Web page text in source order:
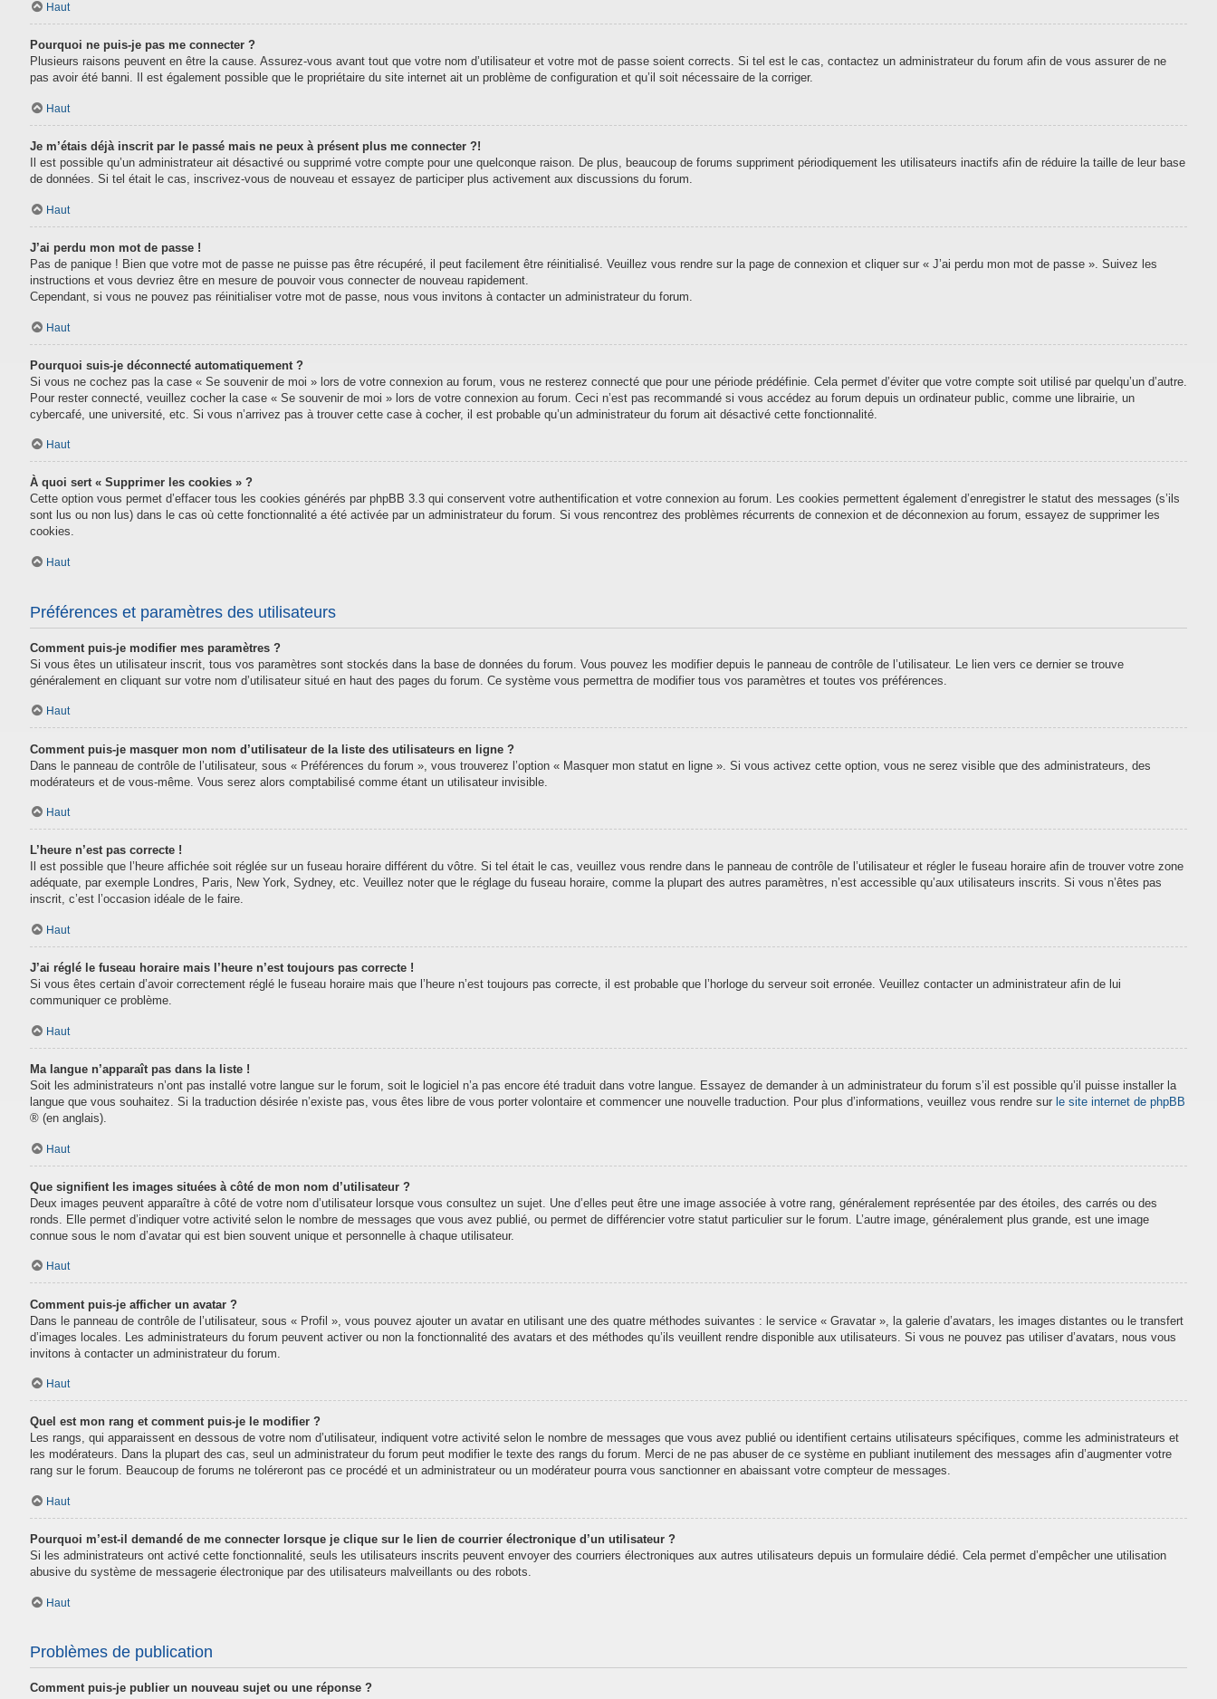
Haut
Pourquoi ne puis-je pas me connecter ?
Plusieurs raisons peuvent en être la cause. Assurez-vous avant tout que votre nom d’utilisateur et votre mot de passe soient corrects. Si tel est le cas, contactez un administrateur du forum afin de vous assurer de ne
pas avoir été banni. Il est également possible que le propriétaire du site internet ait un problème de configuration et qu’il soit nécessaire de la corriger.
Haut
Je m’étais déjà inscrit par le passé mais ne peux à présent plus me connecter ?!
Il est possible qu’un administrateur ait désactivé ou supprimé votre compte pour une quelconque raison. De plus, beaucoup de forums suppriment périodiquement les utilisateurs inactifs afin de réduire la taille de leur base
de données. Si tel était le cas, inscrivez-vous de nouveau et essayez de participer plus activement aux discussions du forum.
Haut
J’ai perdu mon mot de passe !
Pas de panique ! Bien que votre mot de passe ne puisse pas être récupéré, il peut facilement être réinitialisé. Veuillez vous rendre sur la page de connexion et cliquer sur « J’ai perdu mon mot de passe ». Suivez les
instructions et vous devriez être en mesure de pouvoir vous connecter de nouveau rapidement.
Cependant, si vous ne pouvez pas réinitialiser votre mot de passe, nous vous invitons à contacter un administrateur du forum.
Haut
Pourquoi suis-je déconnecté automatiquement ?
Si vous ne cochez pas la case « Se souvenir de moi » lors de votre connexion au forum, vous ne resterez connecté que pour une période prédéfinie. Cela permet d’éviter que votre compte soit utilisé par quelqu’un d’autre.
Pour rester connecté, veuillez cocher la case « Se souvenir de moi » lors de votre connexion au forum. Ceci n’est pas recommandé si vous accédez au forum depuis un ordinateur public, comme une librairie, un
cybercafé, une université, etc. Si vous n’arrivez pas à trouver cette case à cocher, il est probable qu’un administrateur du forum ait désactivé cette fonctionnalité.
Haut
À quoi sert « Supprimer les cookies » ?
Cette option vous permet d’effacer tous les cookies générés par phpBB 3.3 qui conservent votre authentification et votre connexion au forum. Les cookies permettent également d’enregistrer le statut des messages (s’ils
sont lus ou non lus) dans le cas où cette fonctionnalité a été activée par un administrateur du forum. Si vous rencontrez des problèmes récurrents de connexion et de déconnexion au forum, essayez de supprimer les
cookies.
Haut
Préférences et paramètres des utilisateurs
Comment puis-je modifier mes paramètres ?
Si vous êtes un utilisateur inscrit, tous vos paramètres sont stockés dans la base de données du forum. Vous pouvez les modifier depuis le panneau de contrôle de l’utilisateur. Le lien vers ce dernier se trouve
généralement en cliquant sur votre nom d’utilisateur situé en haut des pages du forum. Ce système vous permettra de modifier tous vos paramètres et toutes vos préférences.
Haut
Comment puis-je masquer mon nom d’utilisateur de la liste des utilisateurs en ligne ?
Dans le panneau de contrôle de l’utilisateur, sous « Préférences du forum », vous trouverez l’option « Masquer mon statut en ligne ». Si vous activez cette option, vous ne serez visible que des administrateurs, des
modérateurs et de vous-même. Vous serez alors comptabilisé comme étant un utilisateur invisible.
Haut
L’heure n’est pas correcte !
Il est possible que l’heure affichée soit réglée sur un fuseau horaire différent du vôtre. Si tel était le cas, veuillez vous rendre dans le panneau de contrôle de l’utilisateur et régler le fuseau horaire afin de trouver votre zone
adéquate, par exemple Londres, Paris, New York, Sydney, etc. Veuillez noter que le réglage du fuseau horaire, comme la plupart des autres paramètres, n’est accessible qu’aux utilisateurs inscrits. Si vous n’êtes pas
inscrit, c’est l’occasion idéale de le faire.
Haut
J’ai réglé le fuseau horaire mais l’heure n’est toujours pas correcte !
Si vous êtes certain d’avoir correctement réglé le fuseau horaire mais que l’heure n’est toujours pas correcte, il est probable que l’horloge du serveur soit erronée. Veuillez contacter un administrateur afin de lui
communiquer ce problème.
Haut
Ma langue n’apparaît pas dans la liste !
Soit les administrateurs n’ont pas installé votre langue sur le forum, soit le logiciel n’a pas encore été traduit dans votre langue. Essayez de demander à un administrateur du forum s’il est possible qu’il puisse installer la
langue que vous souhaitez. Si la traduction désirée n’existe pas, vous êtes libre de vous porter volontaire et commencer une nouvelle traduction. Pour plus d’informations, veuillez vous rendre sur le site internet de phpBB
® (en anglais).
Haut
Que signifient les images situées à côté de mon nom d’utilisateur ?
Deux images peuvent apparaître à côté de votre nom d’utilisateur lorsque vous consultez un sujet. Une d’elles peut être une image associée à votre rang, généralement représentée par des étoiles, des carrés ou des
ronds. Elle permet d’indiquer votre activité selon le nombre de messages que vous avez publié, ou permet de différencier votre statut particulier sur le forum. L’autre image, généralement plus grande, est une image
connue sous le nom d’avatar qui est bien souvent unique et personnelle à chaque utilisateur.
Haut
Comment puis-je afficher un avatar ?
Dans le panneau de contrôle de l’utilisateur, sous « Profil », vous pouvez ajouter un avatar en utilisant une des quatre méthodes suivantes : le service « Gravatar », la galerie d’avatars, les images distantes ou le transfert
d’images locales. Les administrateurs du forum peuvent activer ou non la fonctionnalité des avatars et des méthodes qu’ils veuillent rendre disponible aux utilisateurs. Si vous ne pouvez pas utiliser d’avatars, nous vous
invitons à contacter un administrateur du forum.
Haut
Quel est mon rang et comment puis-je le modifier ?
Les rangs, qui apparaissent en dessous de votre nom d’utilisateur, indiquent votre activité selon le nombre de messages que vous avez publié ou identifient certains utilisateurs spécifiques, comme les administrateurs et
les modérateurs. Dans la plupart des cas, seul un administrateur du forum peut modifier le texte des rangs du forum. Merci de ne pas abuser de ce système en publiant inutilement des messages afin d’augmenter votre
rang sur le forum. Beaucoup de forums ne toléreront pas ce procédé et un administrateur ou un modérateur pourra vous sanctionner en abaissant votre compteur de messages.
Haut
Pourquoi m’est-il demandé de me connecter lorsque je clique sur le lien de courrier électronique d’un utilisateur ?
Si les administrateurs ont activé cette fonctionnalité, seuls les utilisateurs inscrits peuvent envoyer des courriers électroniques aux autres utilisateurs depuis un formulaire dédié. Cela permet d’empêcher une utilisation
abusive du système de messagerie électronique par des utilisateurs malveillants ou des robots.
Haut
Problèmes de publication
Comment puis-je publier un nouveau sujet ou une réponse ?